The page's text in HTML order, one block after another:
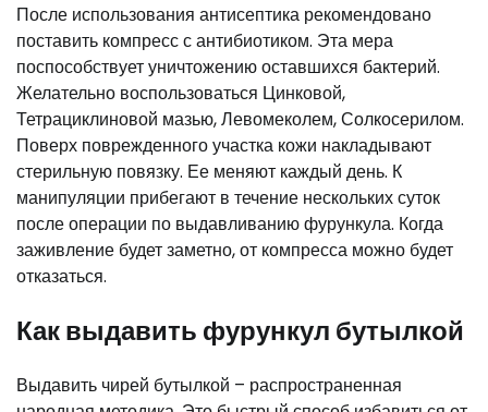
После использования антисептика рекомендовано
поставить компресс с антибиотиком. Эта мера
поспособствует уничтожению оставшихся бактерий.
Желательно воспользоваться Цинковой,
Тетрациклиновой мазью, Левомеколем, Солкосерилом.
Поверх поврежденного участка кожи накладывают
стерильную повязку. Ее меняют каждый день. К
манипуляции прибегают в течение нескольких суток
после операции по выдавливанию фурункула. Когда
заживление будет заметно, от компресса можно будет
отказаться.
Как выдавить фурункул бутылкой
Выдавить чирей бутылкой – распространенная